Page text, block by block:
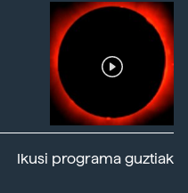
Ikusi programa guztiak